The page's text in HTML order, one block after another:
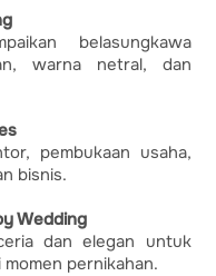
belasungkawa
warna netral, dan
pembukaan usaha,
bisnis.
Wedding
dan elegan untuk
pernikahan.